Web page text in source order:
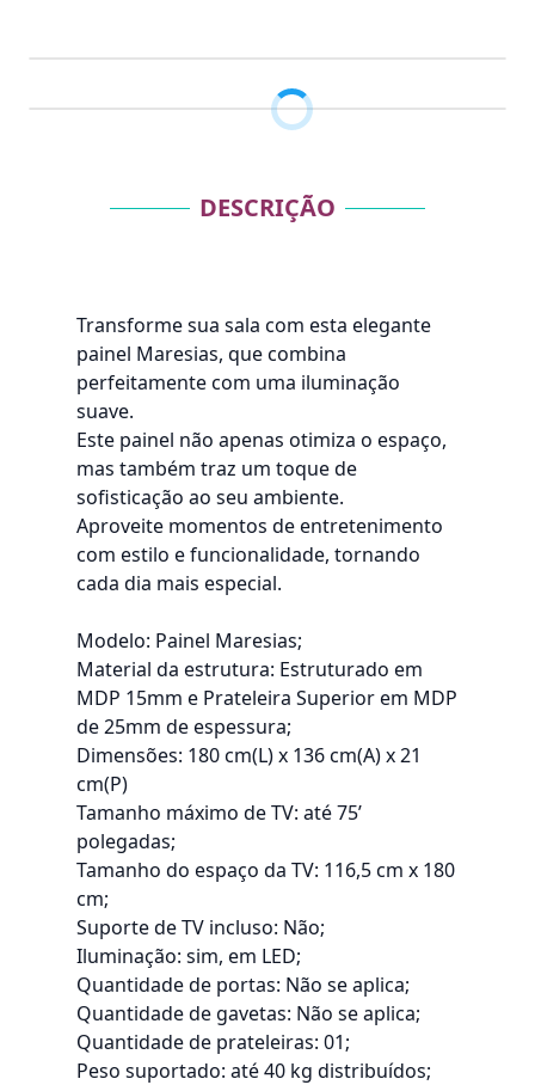
DESCRIÇÃO
Transforme sua sala com esta elegante
painel Maresias, que combina
perfeitamente com uma iluminação
suave.
Este painel não apenas otimiza o espaço,
mas também traz um toque de
sofisticação ao seu ambiente.
Aproveite momentos de entretenimento
com estilo e funcionalidade, tornando
cada dia mais especial.
Modelo: Painel Maresias;
Material da estrutura: Estruturado em
MDP 15mm e Prateleira Superior em MDP
de 25mm de espessura;
Dimensões: 180 cm(L) x 136 cm(A) x 21
cm(P)
Tamanho máximo de TV: até 75’
polegadas;
Tamanho do espaço da TV: 116,5 cm x 180
cm;
Suporte de TV incluso: Não;
Iluminação: sim, em LED;
Quantidade de portas: Não se aplica;
Quantidade de gavetas: Não se aplica;
Quantidade de prateleiras: 01;
Peso suportado: até 40 kg distribuídos;